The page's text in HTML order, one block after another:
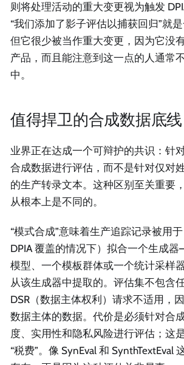
则将处理活动的重大变更视为触发
“我们添加了影子评估以捕获回归”就是
但它很少被当作重大变更，因为它没
产品，而且能注意到这一点的人通常
中。
值得捍卫的合成数据底线
业界正在达成一个可辩护的共识：针
合成数据进行评估，而不是针对仅对
的生产转录文本。这种区别至关重要
从根本上是不同的。
“模式合成”意味着生产追踪记录被用
DPIA 覆盖的情况下）拟合一个生成
模型、一个模板群体或一个统计采样
从该生成器中提取的。评估集不包含
DSR（数据主体权利）请求不适用，
数据主体的数据。代价是必须针对合
度、实用性和隐私风险进行评估；这
“税费”。像 SynEval 和 SynthTextEval